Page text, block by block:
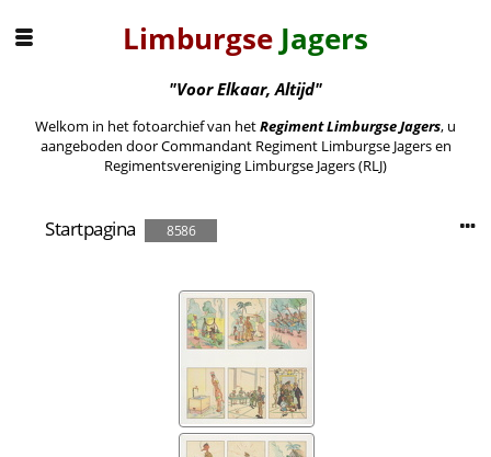
Limburgse Jagers
"Voor Elkaar, Altijd"
Welkom in het fotoarchief van hetRegiment Limburgse Jagers, u
aangeboden door Commandant Regiment Limburgse Jagers en
Regimentsvereniging Limburgse Jagers (RLJ)
Startpagina 8586